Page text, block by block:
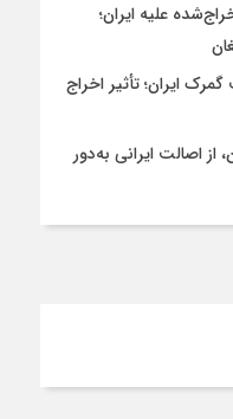
علیه ایران؛
ایران؛ تأثیر اخراج
اصالت ایرانی به‌دور